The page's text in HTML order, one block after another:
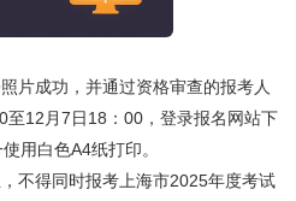
成功，并通过资格审查的报考人
至12月7日18：00，登录报名网站下
用白色A4纸打印。
得同时报考上海市2025年度考试